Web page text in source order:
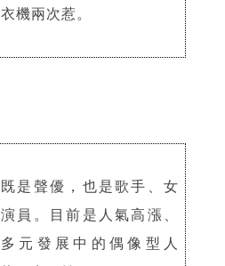
衣機兩次惹。
既是聲優，也是歌手、女
演員。目前是人氣高漲、
多元發展中的偶像型人